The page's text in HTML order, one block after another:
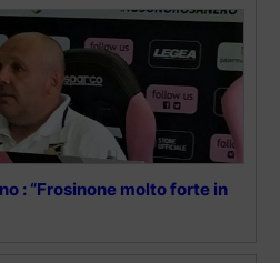
: “Frosinone molto forte in